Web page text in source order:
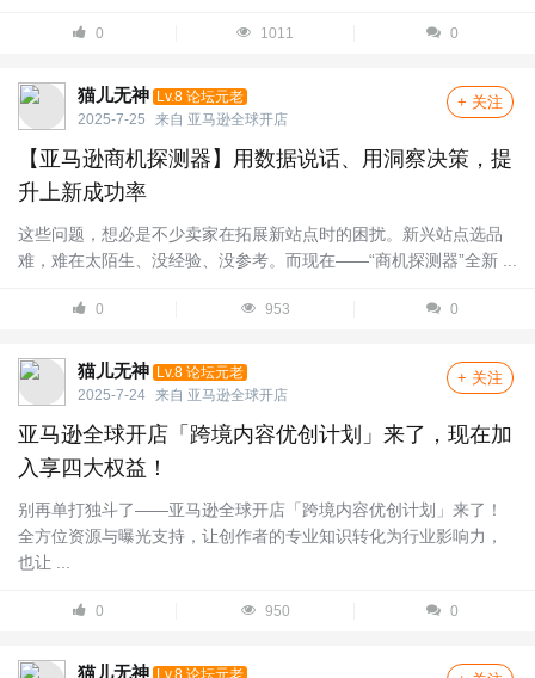
0 1011 0
猫儿无神 Lv.8 论坛元老
2025-7-25
来自 亚马逊全球开店
+ 关注
【亚马逊商机探测器】用数据说话、用洞察决策，提
升上新成功率
这些问题，想必是不少卖家在拓展新站点时的困扰。新兴站点选品
难，难在太陌生、没经验、没参考。而现在——“商机探测器”全新 ...
0 953 0
猫儿无神 Lv.8 论坛元老
2025-7-24 来自 亚马逊全球开店
+ 关注
亚马逊全球开店「跨境内容优创计划」来了，现在加
入享四大权益！
别再单打独斗了——亚马逊全球开店「跨境内容优创计划」来了！
全方位资源与曝光支持，让创作者的专业知识转化为行业影响力，
也让 ...
0 950 0
猫儿无神